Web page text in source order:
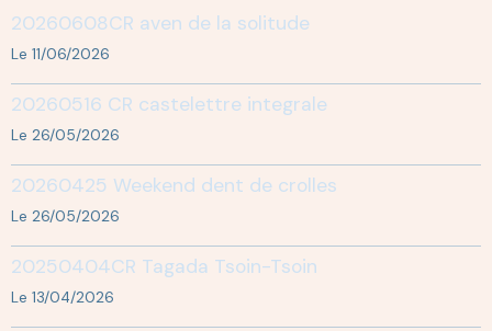
20260608CR aven de la solitude
Le 11/06/2026
20260516 CR castelettre integrale
Le 26/05/2026
20260425 Weekend dent de crolles
Le 26/05/2026
20250404CR Tagada Tsoin-Tsoin
Le 13/04/2026